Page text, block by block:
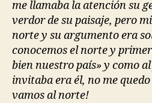
me llamaba la atención su
verdor de su paisaje, pero
norte y su argumento era
conocemos el norte y
bien nuestro país» y como
invitaba era él, no me
vamos al norte!